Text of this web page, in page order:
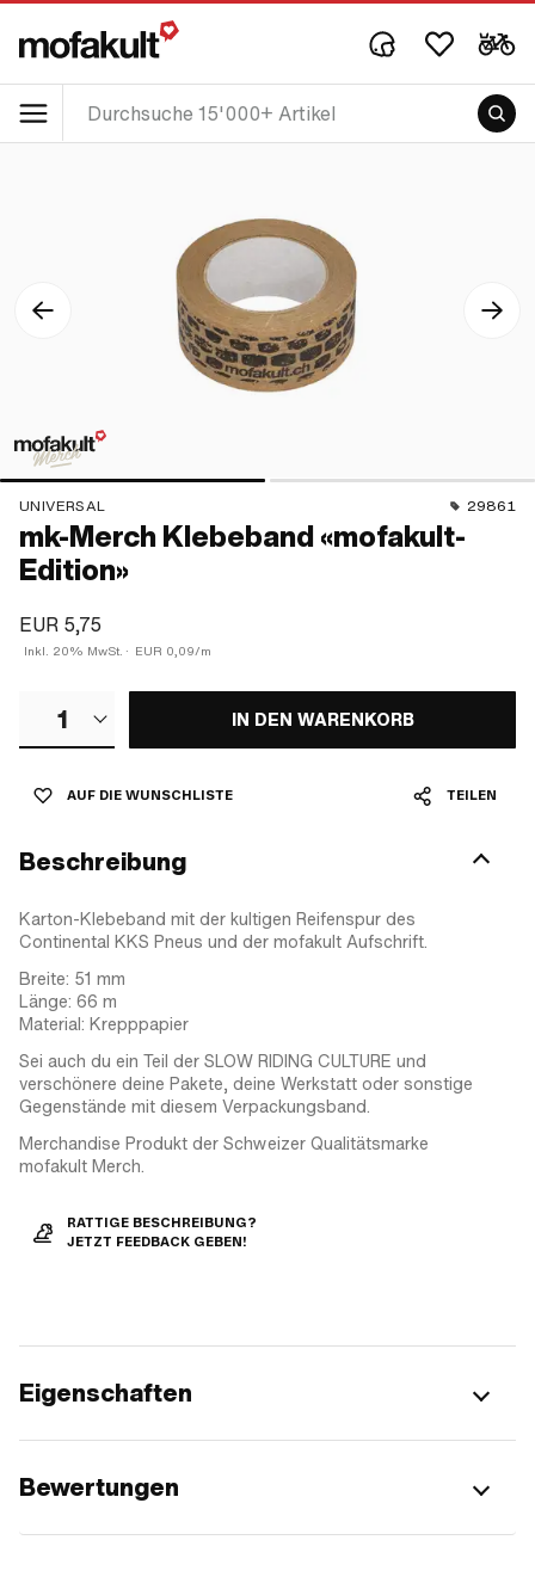
UNIVERSAL 29861
mk-Merch Klebeband «mofakult-
Edition»
EUR 5,75
Inkl. 20% MwSt. · EUR 0,09/m
1 IN DEN WARENKORB
AUF DIE WUNSCHLISTE TEILEN
Beschreibung
Karton-Klebeband mit der kultigen Reifenspur des
Continental KKS Pneus und der mofakult Aufschrift.
Breite: 51 mm
Länge: 66 m
Material: Krepppapier
Sei auch du ein Teil der SLOW RIDING CULTURE und
verschönere deine Pakete, deine Werkstatt oder sonstige
Gegenstände mit diesem Verpackungsband.
Merchandise Produkt der Schweizer Qualitätsmarke
mofakult Merch.
RATTIGE BESCHREIBUNG?
JETZT FEEDBACK GEBEN!
Eigenschaften
Bewertungen